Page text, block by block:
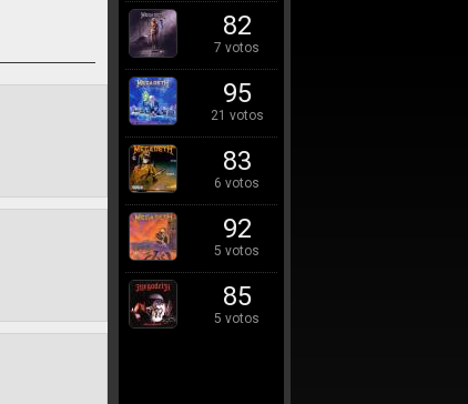
82
7 votos
95
21 votos
83
6 votos
92
5 votos
85
5 votos